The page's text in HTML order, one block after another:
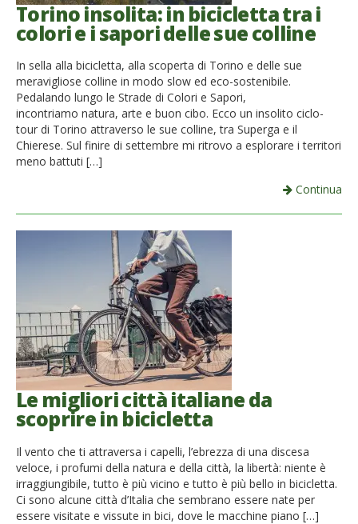
Torino insolita: in bicicletta tra i
colori e i sapori delle sue colline
In sella alla bicicletta, alla scoperta di Torino e delle sue
meravigliose colline in modo slow ed eco-sostenibile.
Pedalando lungo le Strade di Colori e Sapori,
incontriamo natura, arte e buon cibo. Ecco un insolito ciclo-
tour di Torino attraverso le sue colline, tra Superga e il
Chierese. Sul finire di settembre mi ritrovo a esplorare i territori
meno battuti […]
Continua
Le migliori città italiane da
scoprire in bicicletta
Il vento che ti attraversa i capelli, l’ebrezza di una discesa
veloce, i profumi della natura e della città, la libertà: niente è
irraggiungibile, tutto è più vicino e tutto è più bello in bicicletta.
Ci sono alcune città d’Italia che sembrano essere nate per
essere visitate e vissute in bici, dove le macchine piano […]